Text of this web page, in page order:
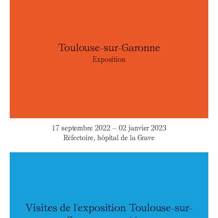
Toulouse-sur-Garonne
Exposition
17 septembre 2022 — 02 janvier 2023
Réfectoire, hôpital de la Grave
Visites de l'exposition Toulouse-sur-